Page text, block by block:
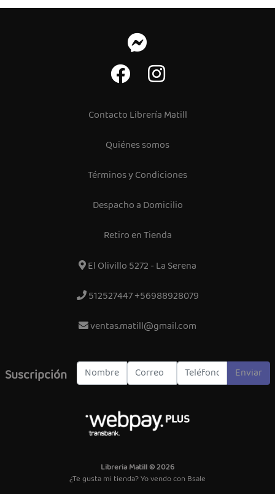
Contacto Librería Matill
Quiénes somos
Términos y Condiciones
Despacho a Domicilio
Retiro en Tienda
El Olivillo 5272 - La Serena
512527447 +56988928079
ventas.matill@gmail.com
Suscripción Enviar
Libreria Matill © 2026
¿Te gusta mi tienda? Yo vendo con Bsale